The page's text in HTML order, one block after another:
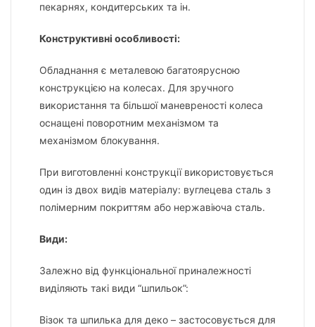
пекарнях, кондитерських та ін.
Конструктивні особливості:
Обладнання є металевою багатоярусною
конструкцією на колесах. Для зручного
використання та більшої маневреності колеса
оснащені поворотним механізмом та
механізмом блокування.
При виготовленні конструкції використовується
один із двох видів матеріалу: вуглецева сталь з
полімерним покриттям або нержавіюча сталь.
Види:
Залежно від функціональної приналежності
виділяють такі види “шпильок”:
Візок та шпилька для деко – застосовується для